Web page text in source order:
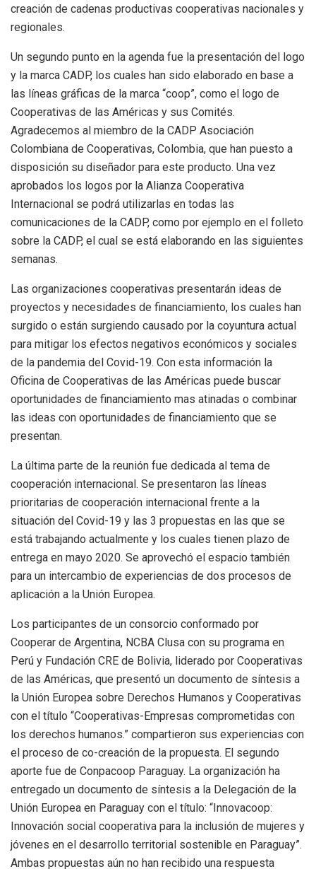
creación de cadenas productivas cooperativas nacionales y
regionales.
Un segundo punto en la agenda fue la presentación del logo
y la marca CADP, los cuales han sido elaborado en base a
las líneas gráficas de la marca “coop”, como el logo de
Cooperativas de las Américas y sus Comités.
Agradecemos al miembro de la CADP Asociación
Colombiana de Cooperativas, Colombia, que han puesto a
disposición su diseñador para este producto. Una vez
aprobados los logos por la Alianza Cooperativa
Internacional se podrá utilizarlas en todas las
comunicaciones de la CADP, como por ejemplo en el folleto
sobre la CADP, el cual se está elaborando en las siguientes
semanas.
Las organizaciones cooperativas presentarán ideas de
proyectos y necesidades de financiamiento, los cuales han
surgido o están surgiendo causado por la coyuntura actual
para mitigar los efectos negativos económicos y sociales
de la pandemia del Covid-19. Con esta información la
Oficina de Cooperativas de las Américas puede buscar
oportunidades de financiamiento mas atinadas o combinar
las ideas con oportunidades de financiamiento que se
presentan.
La última parte de la reunión fue dedicada al tema de
cooperación internacional. Se presentaron las líneas
prioritarias de cooperación internacional frente a la
situación del Covid-19 y las 3 propuestas en las que se
está trabajando actualmente y los cuales tienen plazo de
entrega en mayo 2020. Se aprovechó el espacio también
para un intercambio de experiencias de dos procesos de
aplicación a la Unión Europea.
Los participantes de un consorcio conformado por
Cooperar de Argentina, NCBA Clusa con su programa en
Perú y Fundación CRE de Bolivia, liderado por Cooperativas
de las Américas, que presentó un documento de síntesis a
la Unión Europea sobre Derechos Humanos y Cooperativas
con el título “Cooperativas-Empresas comprometidas con
los derechos humanos.” compartieron sus experiencias con
el proceso de co-creación de la propuesta. El segundo
aporte fue de Conpacoop Paraguay. La organización ha
entregado un documento de síntesis a la Delegación de la
Unión Europea en Paraguay con el título: “Innovacoop:
Innovación social cooperativa para la inclusión de mujeres y
jóvenes en el desarrollo territorial sostenible en Paraguay”.
Ambas propuestas aún no han recibido una respuesta